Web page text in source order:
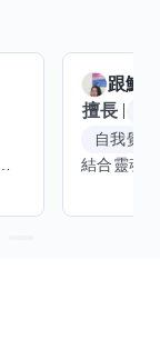
跟魟
擅長
自我覺察